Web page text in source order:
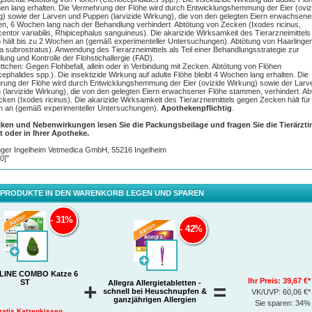
Frettchen.
auch die Entwicklung von Floheiern, Flohlarven und
in der Umgebung.
COMBO®– der Kombischutz für Tier und Heim
oder Hauskatze: ein Parasitenbefall ist schnell in die eigenen vier Wände
durch übertragbare Krankheiten für Samtpfoten sogar gefährlich werden. Mit
®schützen Sie Ihre Katze zuverlässig gegen Parasiten wie Zecken, Flöhe und Haarlinge.
®
Umgebung des Tieres durch Floheier, Flohlarven und Flohpuppen. Einfach im
der Katze aufgetragen, verteilt sich die wasserfeste und geruchslose Lösung mit dem
auf dem Tier. Die Kombination aus zwei Wirkstoffen verhindert dabei gleichzeitig, dass
-larven und -puppen in der Umgebung entwickeln können. So begleitet FRONTLINE
Wirksamkeit und sehr guter Verträglichkeit für unsere Vierbeiner.
COMBO
lang erhalten. Die Vermehrung der Flöhe wird durch Entwicklungshemmung der Eier
sowie der Larven und Puppen (larvizide Wirkung), die von den gelegten Eiern
6 Wochen lang nach der Behandlung verhindert. Abtötung von Zecken (Ixodes ricinus,
variabilis, Rhipicephalus sanguineus). Die akarizide Wirksamkeit des Tierarzneimittels
hält bis zu 2 Wochen an (gemäß experimenteller Untersuchungen). Abtötung von
subrostratus). Anwendung des Tierarzneimittels als Teil einer Behandlungsstrategie zur
und Kontrolle der Flohstichallergie (FAD).
: Gegen Flohbefall, allein oder in Verbindung mit Zecken. Abtötung von Flöhen
spp.). Die insektizide Wirkung auf adulte Flöhe bleibt 4 Wochen lang erhalten. Die
der Flöhe wird durch Entwicklungshemmung der Eier (ovizide Wirkung) sowie der
(larvizide Wirkung), die von den gelegten Eiern erwachsener Flöhe stammen, verhindert.
(Ixodes ricinus). Die akarizide Wirksamkeit des Tierarzneimittels gegen Zecken hält für
an (gemäß experimenteller Untersuchungen). Apothekenpflichtig
und Nebenwirkungen lesen Sie die Packungsbeilage und fragen Sie die
oder in Ihrer Apotheke.
Ingelheim Vetmedica GmbH, 55216 Ingelheim
IN DEN WARENKORB LEGEN UND SPAREN
COMBO Katze 6
ST
31%
+
Allegra Allergietabletten -
schnell bei Heuschnupfen &
ganzjährigen Allergien
42%
= Ihr Preis:39,67 €*
VK/UVP:60,06 €*
Sie sparen:34%